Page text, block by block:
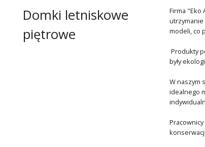
Domki letniskowe
piętrowe
Firma "Eko
utrzymanie
modeli, co
Produkty
były
W naszym
idealnego